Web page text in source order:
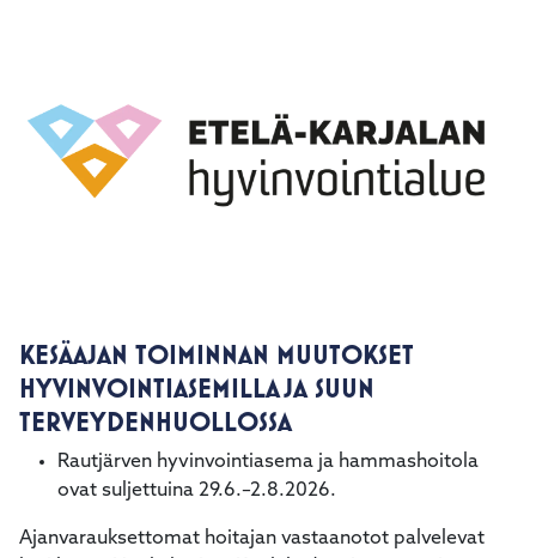
KESÄAJAN TOIMINNAN MUUTOKSET
HYVINVOINTIASEMILLA JA SUUN
TERVEYDENHUOLLOSSA
Rautjärven hyvinvointiasema ja hammashoitola
ovat suljettuina 29.6.–2.8.2026.
Ajanvarauksettomat hoitajan vastaanotot palvelevat